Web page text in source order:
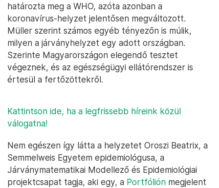
határozta meg a WHO, azóta azonban a
koronavírus-helyzet jelentősen megváltozott.
Müller szerint számos egyéb tényezőn is múlik,
milyen a járványhelyzet egy adott országban.
Szerinte Magyarországon elegendő tesztet
végeznek, és az egészségügyi ellátórendszer is
értesül a fertőzöttekről.
Kattintson ide, ha a legfrissebb híreink közül
válogatna!
Nem egészen így látta a helyzetet Oroszi Beatrix, a
Semmelweis Egyetem epidemiológusa, a
Járványmatematikai Modellező és Epidemiológiai
projektcsapat tagja, aki egy, a Portfólión megjelent